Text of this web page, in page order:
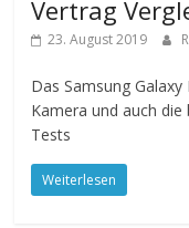
Vertrag
23. August 2019
Das Samsung
Kamera und auch
Tests
Weiterlesen